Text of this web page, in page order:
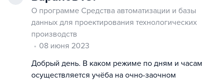
О программе Средства автоматизации и базы
данных для проектирования технологических
производств
08 июня 2023
Добрый день. В каком режиме по дням и часам
осуществляется учёба на очно-заочном